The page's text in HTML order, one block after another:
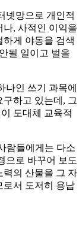
넷망으로 개인적
, 사적인 이익을
게 야동을 검색
될 일이고 벌을
나인 쓰기 과목에
하고 있는데, 그
도대체 교육적
람들에게는 다소
으로 바꾸어 보도
력의 산물을 그 자
로서 도저히 용납